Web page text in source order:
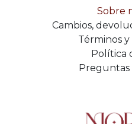
Sobre
Cambios,
Términos
Política